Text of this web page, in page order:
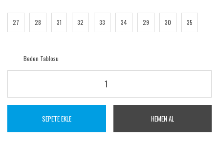
27 28 31 32 33 34 29 30 35
Beden Tablosu
SEPETE EKLE HEMEN AL